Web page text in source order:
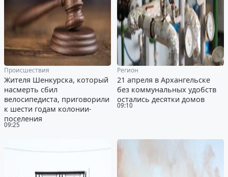
09:25
Происшествия
Жителя Шенкурска, который
насмерть сбил
велосипедиста, приговорили
к шести годам колонии-
поселения
09:10
Регион
21 апреля в Архангельске
без коммунальных удобств
остались десятки домов